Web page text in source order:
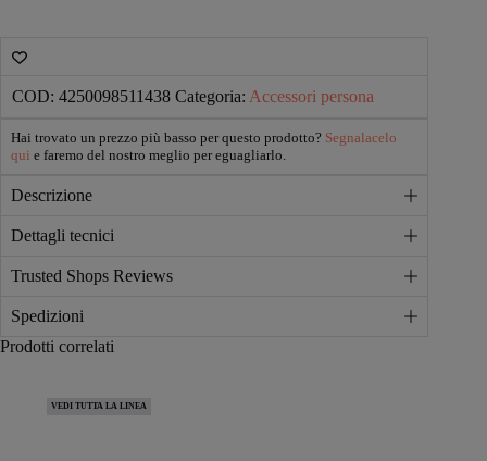
COD: 4250098511438 Categoria: Accessori persona
Hai trovato un prezzo più basso per questo prodotto? Segnalacelo
qui e faremo del nostro meglio per eguagliarlo.
Descrizione
Dettagli tecnici
Trusted Shops Reviews
Spedizioni
Prodotti correlati
VEDI TUTTA LA LINEA